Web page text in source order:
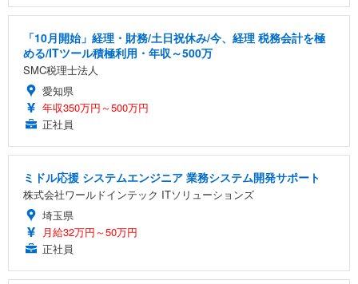
「10月開始」経理・財務/土日祝休み/今、経理 税務会計を極
める/ITツール積極利用・年収～500万
SMC税理士法人
愛知県
年収350万円～500万円
正社員
ミドル応援 システムエンジニア 業務システム開発サポート
株式会社ワールドインテック ITソリューションズ
埼玉県
月給32万円～50万円
正社員